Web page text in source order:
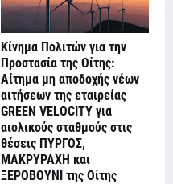
Κίνημα Πολιτών για την
Προστασία της Οίτης:
Αίτημα μη αποδοχής νέων
αιτήσεων της εταιρείας
GREEN VELOCITY για
αιολικούς σταθμούς στις
θέσεις ΠΥΡΓΟΣ,
ΜΑΚΡΥΡΑΧΗ και
ΞΕΡΟΒΟΥΝΙ της Οίτης